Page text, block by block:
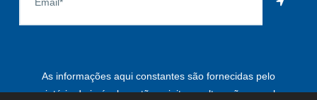
As informações aqui constantes são fornecidas pelo
proprietário do imóvel e estão sujeitas a alteração a qualquer